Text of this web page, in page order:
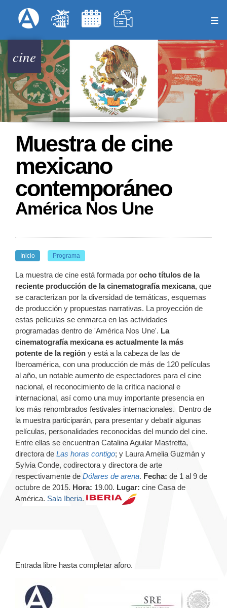
al
principal
Menú Superior
cine
Muestra de cine
mexicano
contemporáneo
América Nos Une
Inicio Programa
La muestra de cine está formada por ocho títulos de la
reciente producción de la cinematografía mexicana, que
se caracterizan por la diversidad de temáticas, esquemas
de producción y propuestas narrativas. La proyección de
estas películas se enmarca en las actividades
programadas dentro de 'América Nos Une'. La
cinematografía mexicana es actualmente la más
potente de la región y está a la cabeza de las de
Iberoamérica, con una producción de más de 120 películas
al año, un notable aumento de espectadores para el cine
nacional, el reconocimiento de la crítica nacional e
internacional, así como una muy importante presencia en
los más renombrados festivales internacionales. Dentro de
la muestra participarán, para presentar y debatir algunas
películas, personalidades reconocidas del mundo del cine.
Entre ellas se encuentran Catalina Aguilar Mastretta,
directora de Las horas contigo; y Laura Amelia Guzmán y
Sylvia Conde, codirectora y directora de arte
respectivamente de Dólares de arena. Fecha: de 1 al 9 de
octubre de 2015. Hora: 19.00. Lugar: cine Casa de
América. Sala Iberia.
Entrada libre hasta completar aforo.